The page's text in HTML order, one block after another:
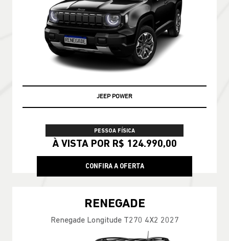
JEEP POWER
PESSOA FÍSICA
À VISTA POR R$ 124.990,00
CONFIRA A OFERTA
RENEGADE
Renegade Longitude T270 4X2 2027